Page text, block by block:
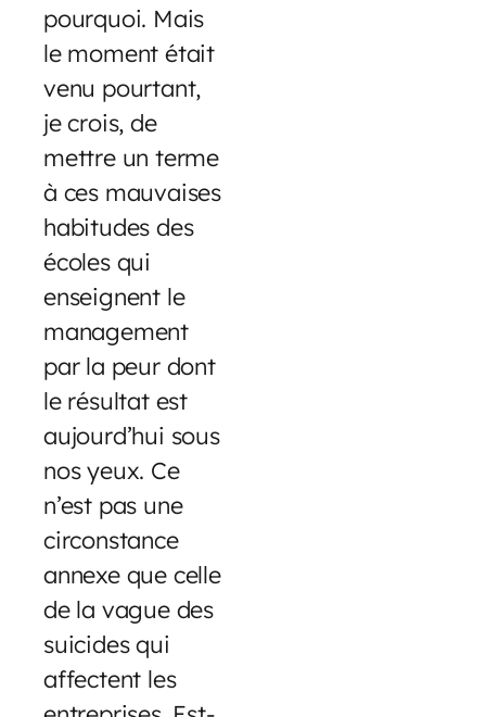
pourquoi. Mais
le moment était
venu pourtant,
je crois, de
mettre un terme
à ces mauvaises
habitudes des
écoles qui
enseignent le
management
par la peur dont
le résultat est
aujourd’hui sous
nos yeux. Ce
n’est pas une
circonstance
annexe que celle
de la vague des
suicides qui
affectent les